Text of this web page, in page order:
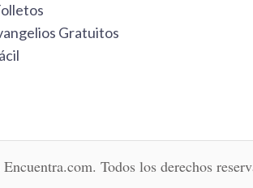
Gratuitos
Todos los derechos